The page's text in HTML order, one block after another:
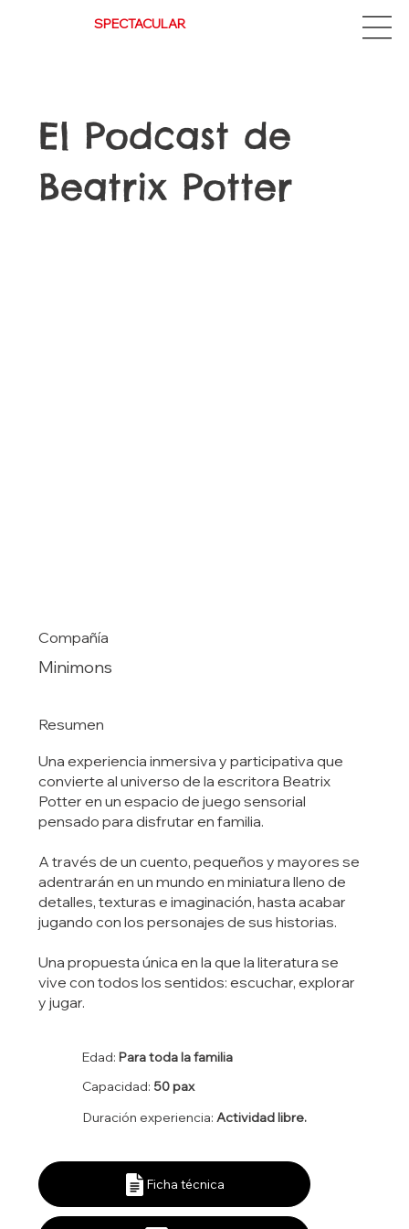
EspectacleSPECTACULAR
El Podcast de
Beatrix Potter
Compañía
Minimons
Resumen
Una experiencia inmersiva y participativa que
convierte al universo de la escritora Beatrix
Potter en un espacio de juego sensorial
pensado para disfrutar en familia.
A través de un cuento, pequeños y mayores se
adentrarán en un mundo en miniatura lleno de
detalles, texturas e imaginación, hasta acabar
jugando con los personajes de sus historias.
Una propuesta única en la que la literatura se
vive con todos los sentidos: escuchar, explorar
y jugar.
Edad:Para toda la familia
Duración experiencia:Actividad libre.
Capacidad: 50 pax
Ficha técnica